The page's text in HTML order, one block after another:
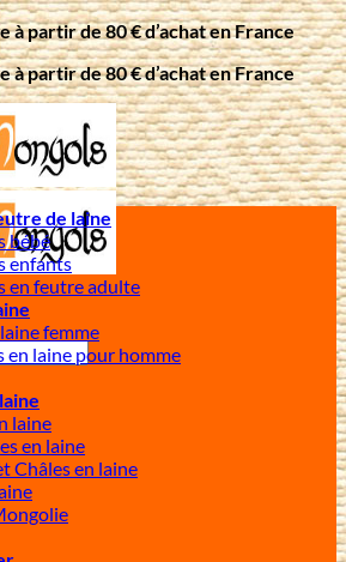
partir de 80 € d’achat en France
partir de 80 € d’achat en France
de laine
bébé
enfants
en feutre adulte
femme
en laine pour homme
laine
en laine
Châles en laine